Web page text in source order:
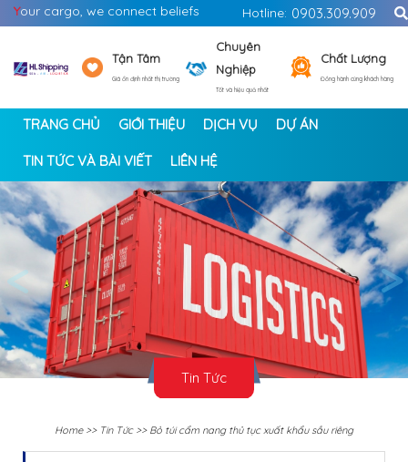
Your cargo, we connect beliefs Hotline: 0903.309.909
Tận Tâm
Giá ổn định nhất thị trường
Chuyên
Nghiệp
Tốt và hiệu quả nhất
Chất Lượng
Đồng hành cùng khách hàng
TRANG CHỦ GIỚI THIỆU DỊCH VỤ DỰ ÁN
TIN TỨC VÀ BÀI VIẾT LIÊN HỆ
< >
Tin Tức
Home>> Tin Tức>> Bỏ túi cẩm nang thủ tục xuất khẩu sầu riêng